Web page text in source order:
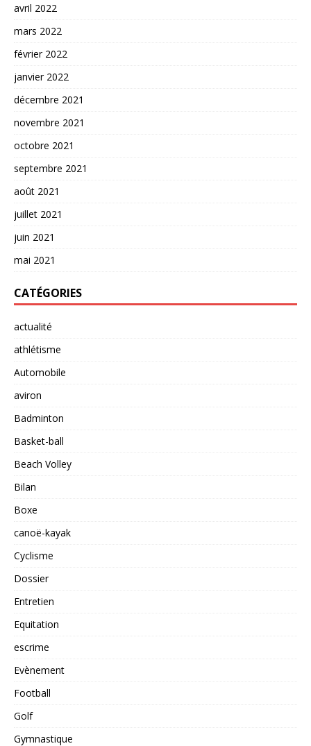
avril 2022
mars 2022
février 2022
janvier 2022
décembre 2021
novembre 2021
octobre 2021
septembre 2021
août 2021
juillet 2021
juin 2021
mai 2021
CATÉGORIES
actualité
athlétisme
Automobile
aviron
Badminton
Basket-ball
Beach Volley
Bilan
Boxe
canoë-kayak
Cyclisme
Dossier
Entretien
Equitation
escrime
Evènement
Football
Golf
Gymnastique